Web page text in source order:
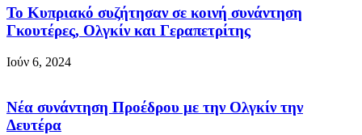
Το Κυπριακό συζήτησαν σε κοινή συνάντηση
Γκουτέρες, Ολγκίν και Γεραπετρίτης
Ιούν 6, 2024
Νέα συνάντηση Προέδρου με την Ολγκίν την
Δευτέρα